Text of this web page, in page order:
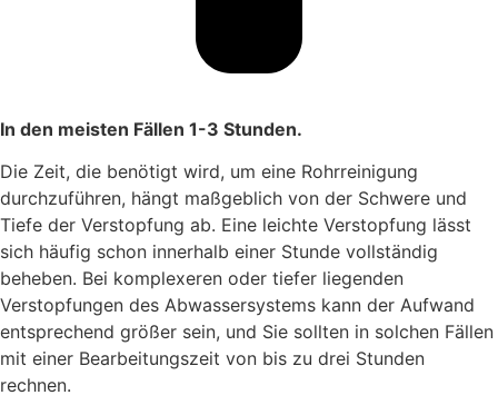
In den meisten Fällen 1-3 Stunden.
Die Zeit, die benötigt wird, um eine Rohrreinigung
durchzuführen, hängt maßgeblich von der Schwere und
Tiefe der Verstopfung ab. Eine leichte Verstopfung lässt
sich häufig schon innerhalb einer Stunde vollständig
beheben. Bei komplexeren oder tiefer liegenden
Verstopfungen des Abwassersystems kann der Aufwand
entsprechend größer sein, und Sie sollten in solchen Fällen
mit einer Bearbeitungszeit von bis zu drei Stunden
rechnen.